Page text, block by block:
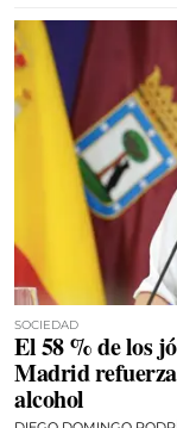
SOCIEDAD
El 58 % de los
Madrid refuerza
alcohol